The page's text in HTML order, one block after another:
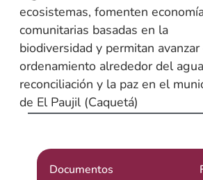
ecosistemas, fomenten
comunitarias basadas en la
biodiversidad y permitan
ordenamiento alrededor del
reconciliación y la paz en el
de El Paujil (Caquetá)
Documentos